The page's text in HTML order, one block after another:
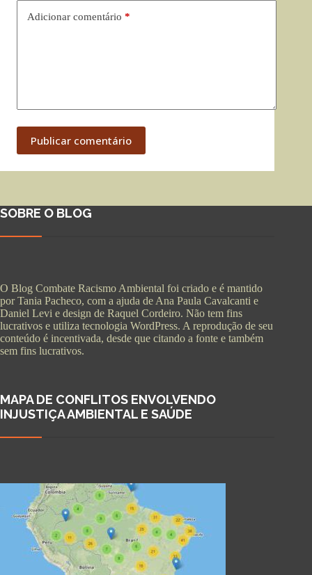
Adicionar comentário *
Publicar comentário
SOBRE O BLOG
O Blog Combate Racismo Ambiental foi criado e é mantido
por Tania Pacheco, com a ajuda de Ana Paula Cavalcanti e
Daniel Levi e design de Raquel Cordeiro. Não tem fins
lucrativos e utiliza tecnologia WordPress. A reprodução de seu
conteúdo é incentivada, desde que citando a fonte e também
sem fins lucrativos.
MAPA DE CONFLITOS ENVOLVENDO
INJUSTIÇA AMBIENTAL E SAÚDE